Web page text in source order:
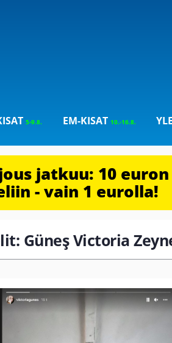
5-9.8. EM-KISAT 10.-16.8.
jatkuu: 10
- vain 1 eurolla!
Güneş Victoria